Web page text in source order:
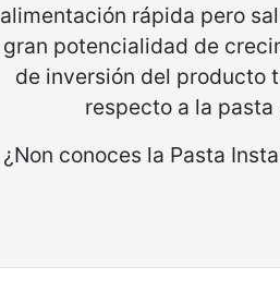
alimentación rápida pero
gran potencialidad de
de inversión del producto
respecto a la
¿Non conoces la Pasta